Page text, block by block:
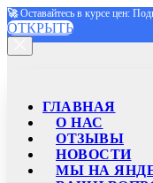
🚀Оставайтесь в курсе цен:
ОТКРЫТЬ
ГЛАВНАЯ
О НАС
ОТЗЫВЫ
НОВОСТИ
МЫ НА